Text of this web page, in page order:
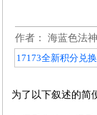
作者： 海蓝色法神
17173全新积分兑
为了以下叙述的简